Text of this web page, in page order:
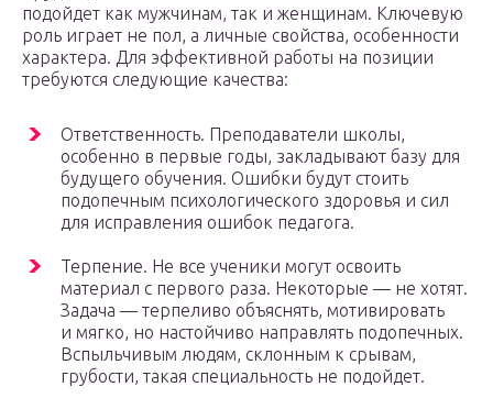
подойдет как мужчинам, так и женщинам. Ключевую
роль играет не пол, а личные свойства, особенности
характера. Для эффективной работы на позиции
требуются следующие качества:
Ответственность. Преподаватели школы,
особенно в первые годы, закладывают базу для
будущего обучения. Ошибки будут стоить
подопечным психологического здоровья и сил
для исправления ошибок педагога.
Терпение. Не все ученики могут освоить
материал с первого раза. Некоторые — не хотят.
Задача — терпеливо объяснять, мотивировать
и мягко, но настойчиво направлять подопечных.
Вспыльчивым людям, склонным к срывам,
грубости, такая специальность не подойдет.